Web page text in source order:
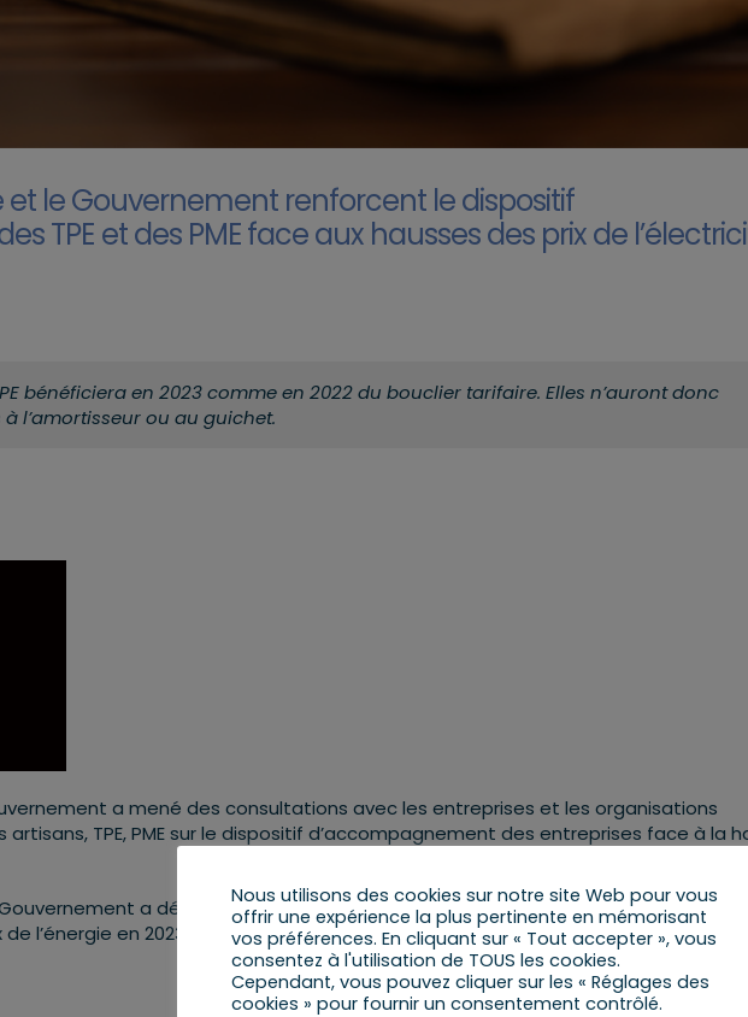
et le Gouvernement renforcent le dispositif
TPE et des PME face aux hausses des prix de
bénéficiera en 2023 comme en 2022 du bouclier tarifaire. Elles n’auront donc
l’amortisseur ou au guichet.
a mené des consultations avec les entreprises et les organisations
TPE, PME sur le dispositif d’accompagnement des entreprises face à la
a décidé de renforcer le dispositif d’aides pour les TPE et PME les plus
l’énergie en 2023.
Nous utilisons des cookies sur notre site Web pour vous
offrir une expérience la plus pertinente en mémorisant
vos préférences. En cliquant sur « Tout accepter », vous
consentez à l'utilisation de TOUS les cookies.
Cependant, vous pouvez cliquer sur les « Réglages des
cookies » pour fournir un consentement contrôlé.